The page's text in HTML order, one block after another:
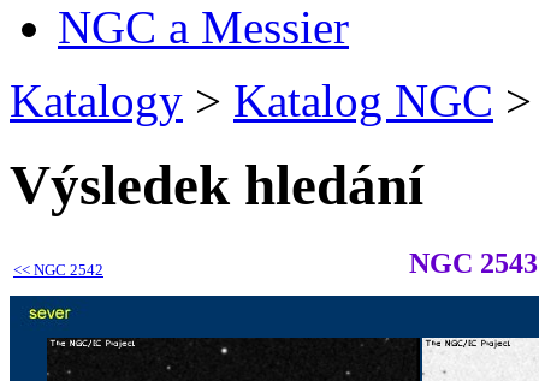
NGC a Messier
Katalogy > Katalog NGC >
Výsledek hledání
<< NGC 2542 NGC 2543